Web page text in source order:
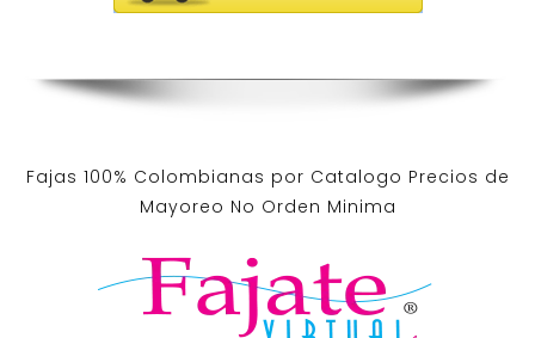
Fajas 100% Colombianas por Catalogo Precios de
Mayoreo No Orden Minima